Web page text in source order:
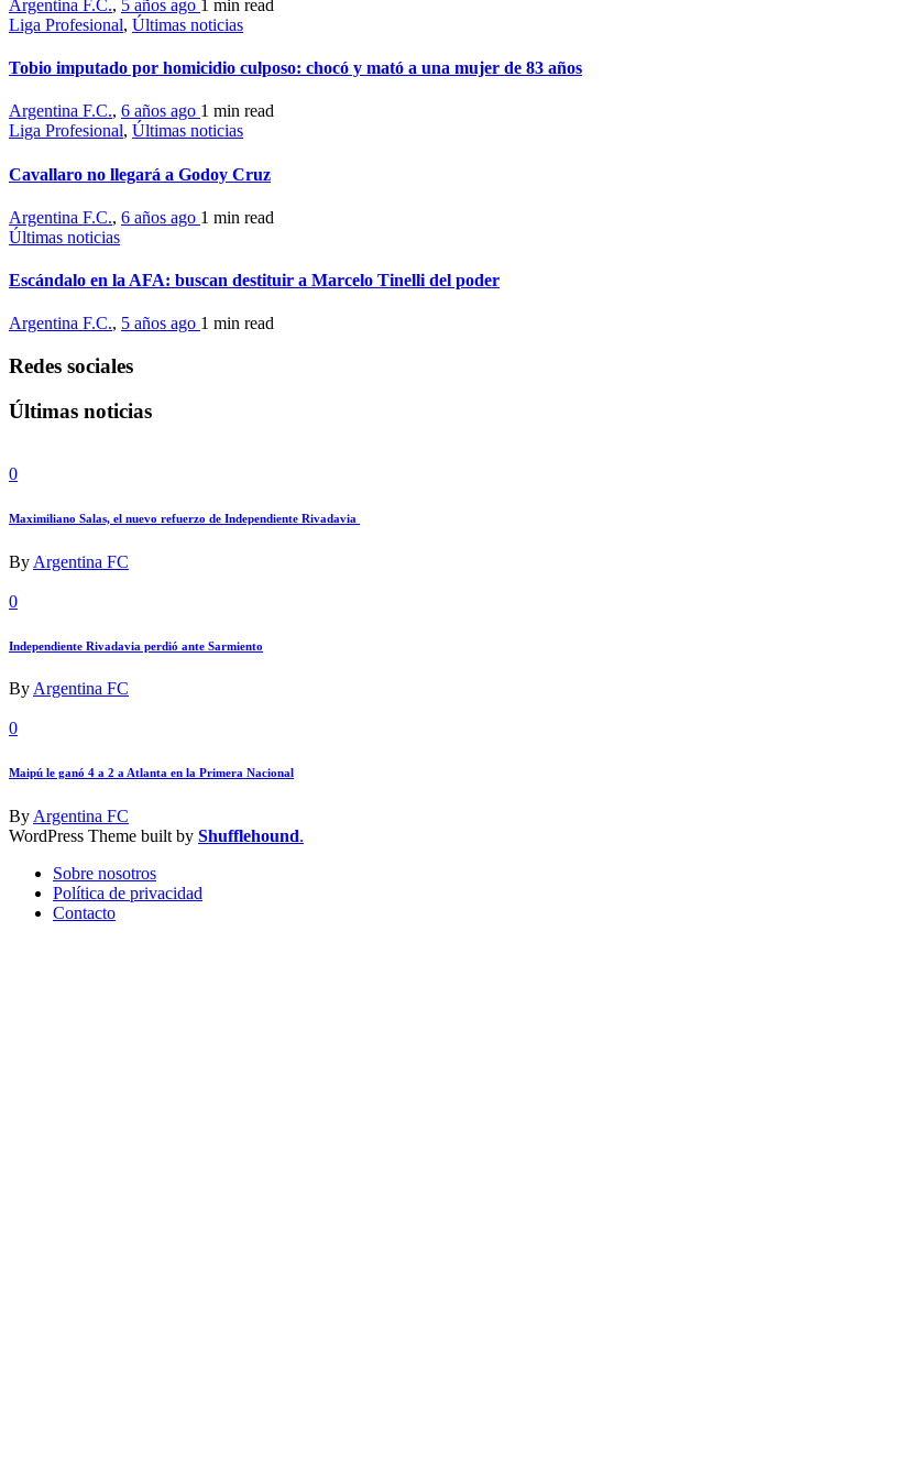
Argentina F.C., 5 años ago 1 min read
Liga Profesional, Últimas noticias
Tobio imputado por homicidio culposo: chocó y mató a una mujer de 83 años
Argentina F.C., 6 años ago 1 min read
Liga Profesional, Últimas noticias
Cavallaro no llegará a Godoy Cruz
Argentina F.C., 6 años ago 1 min read
Últimas noticias
Escándalo en la AFA: buscan destituir a Marcelo Tinelli del poder
Argentina F.C., 5 años ago 1 min read
Redes sociales
Últimas noticias
0
Maximiliano Salas, el nuevo refuerzo de Independiente Rivadavia
By Argentina FC
0
Independiente Rivadavia perdió ante Sarmiento
ByArgentina FC
0
Maipú le ganó 4 a 2 a Atlanta en la Primera Nacional
ByArgentina FC
WordPress Theme built by Shufflehound.
Sobre nosotros
Política de privacidad
Contacto